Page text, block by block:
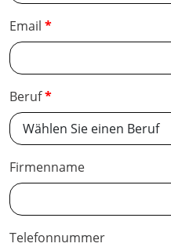
Email
Beruf
Firmenname
Telefonnummer